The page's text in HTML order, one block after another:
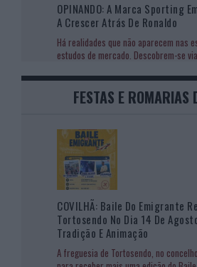
OPINANDO: A Marca Sporting
A Crescer Atrás De Ronaldo
Há realidades que não aparecem nas
estudos de mercado. Descobrem-se
FESTAS E ROMARIAS
COVILHÃ: Baile Do Emigrante
Tortosendo No Dia 14 De
Tradição E Animação
A freguesia de Tortosendo, no